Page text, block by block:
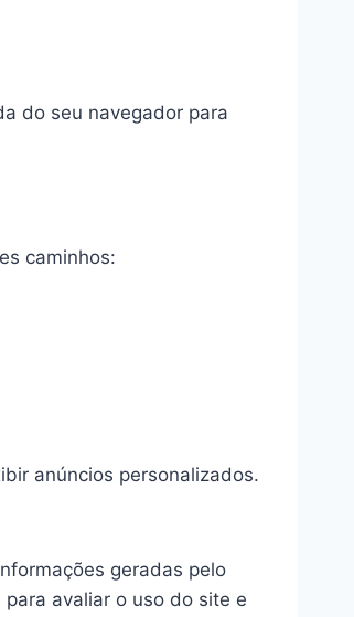
do seu navegador para
caminhos:
anúncios personalizados.
geradas pelo
avaliar o uso do site e